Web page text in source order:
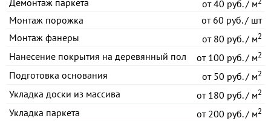
Демонтаж паркета от40 руб. / м
Монтаж порожка от60 руб. / шт
Монтаж фанеры
от80 руб. / м2
Нанесение покрытия на деревянный пол от100 руб. / м2
Подготовка основания от50 руб. / м2
Укладка доски из массива от180 руб. / м2
Укладка паркета от200 руб. / м2